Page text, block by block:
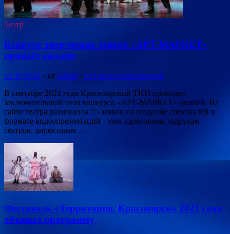
Театр
Конкурс творческих заявок «АРТ-МАРКЕТ»
пройдёт онлайн
12.10.2021 - от admin - Оставьте комментарий
В сентябре 2021 года Красноярский ТЮЗ проводит
заключительный этап конкурса «АРТ-МАРКЕТ» онлайн. На
сайте театра размещены 15 заявок на создание спектаклей в
формате видеопрезентаций – они адресованы худрукам
театров, директорам …
Фестиваль «Территория. Красноярск» 2021 года
объявил программу